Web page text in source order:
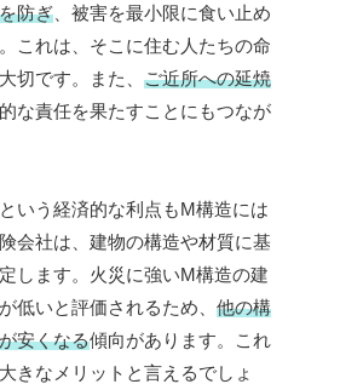
防ぎ 、被害を最小限に食い止め
これは、そこに住む人たちの命
切です。また、 ご近所への延焼
な責任を果たすことにもつなが
という経済的な利点もM構造には
会社は、建物の構造や材質に基
します。火災に強いM構造の建
低いと評価されるため、 他の構
安くなる傾向があります。これ
きなメリットと言えるでしょ